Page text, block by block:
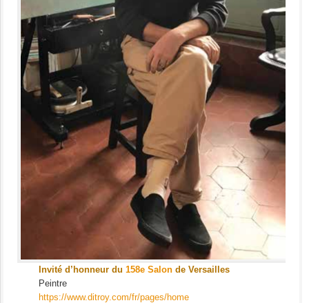
Invité d’honneur du158e Salon de Versailles
Peintre
https://www.ditroy.com/fr/pages/home